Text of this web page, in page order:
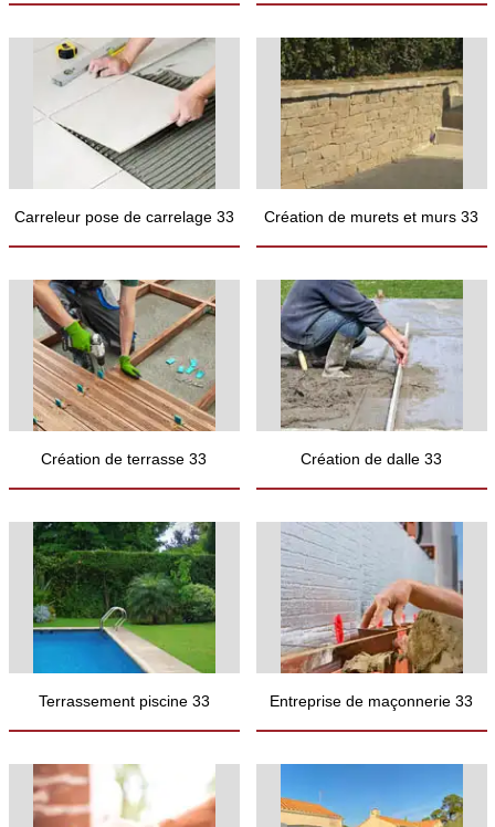
Carreleur pose de carrelage 33 Création de murets et murs 33
Création de terrasse 33 Création de dalle 33
Terrassement piscine 33 Entreprise de maçonnerie 33